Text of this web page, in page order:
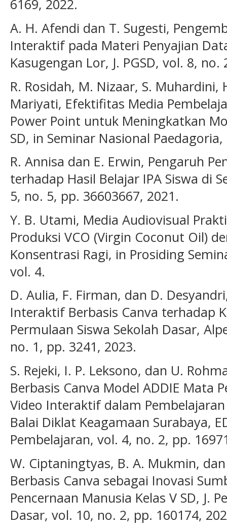
6169, 2022.
A. H. Afendi dan T. Sugesti,
Interaktif pada Materi Penyajian
Kasugengan Lor, J. PGSD, vol. 8,
R. Rosidah, M. Nizaar, S.
Mariyati, Efektifitas Media
Power Point untuk Meningkatkan
SD, in Seminar Nasional
R. Annisa dan E. Erwin, Pengaruh
terhadap Hasil Belajar IPA Siswa di
5, no. 5, pp. 36603667, 2021.
Y. B. Utami, Media Audiovisual
Produksi VCO (Virgin Coconut Oil)
Konsentrasi Ragi, in Prosiding
vol. 4.
D. Aulia, F. Firman, dan D.
Interaktif Berbasis Canva terhadap
Permulaan Siswa Sekolah Dasar,
no. 1, pp. 3241, 2023.
S. Rejeki, I. P. Leksono, dan U.
Berbasis Canva Model ADDIE Mata
Video Interaktif dalam
Balai Diklat Keagamaan Surabaya,
Pembelajaran, vol. 4, no. 2, pp.
W. Ciptaningtyas, B. A. Mukmin,
Berbasis Canva sebagai Inovasi
Pencernaan Manusia Kelas V SD, J.
Dasar, vol. 10, no. 2, pp. 160174,